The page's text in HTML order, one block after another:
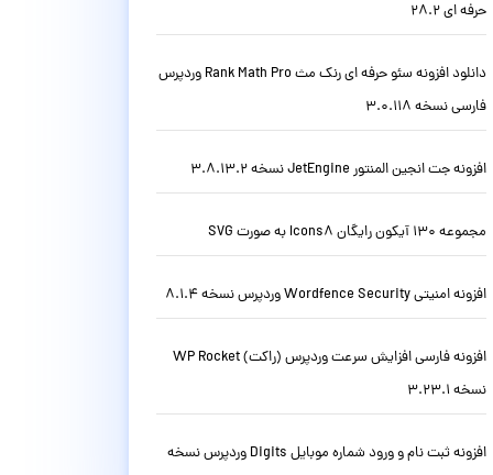
حرفه ای 28.2
دانلود افزونه سئو حرفه ای رنک مث Rank Math Pro وردپرس
فارسی نسخه 3.0.118
افزونه جت انجین المنتور JetEngine نسخه 3.8.13.2
مجموعه 130 آیکون رایگان Icons8 به صورت SVG
افزونه امنیتی Wordfence Security وردپرس نسخه 8.1.4
افزونه فارسی افزایش سرعت وردپرس (راکت) WP Rocket
نسخه 3.23.1
افزونه ثبت نام و ورود شماره موبایل Digits وردپرس نسخه